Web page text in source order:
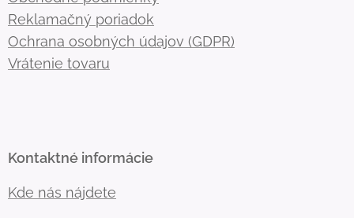
Reklamačný poriadok
Ochrana osobných údajov (GDPR)
Vrátenie tovaru
Kontaktné informácie
Kde nás nájdete